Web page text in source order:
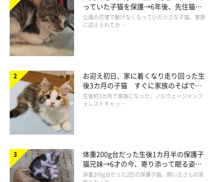
っていた子猫を保護→6年後、先住猫
と“姉妹”のような関係に
公園の花壇で動けなくなっていた小さな子猫。家族
に迎えられてか …
お迎え初日、家に着くなり走り回った生
後3カ月の子猫 すぐに家族のそばで落
ち着く姿に「迎えてよかった」
生後約3カ月で家族になった、ノルウェージャンフ
ォレストキャッ …
体重200g台だった生後1カ月半の保護子
猫兄妹→6才の今、寄り添って眠る姿に
ほっこり！
体重200g台だった2匹の保護子猫。飼い主さんの家